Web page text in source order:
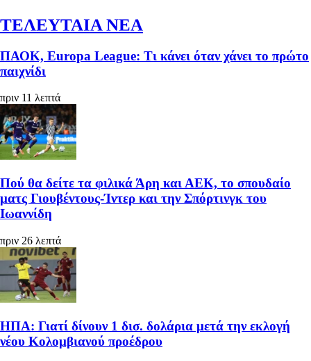
ΤΕΛΕΥΤΑΙΑ ΝΕΑ
ΠΑΟΚ, Europa League: Τι κάνει όταν χάνει το πρώτο
παιχνίδι
πριν 11 λεπτά
Πού θα δείτε τα φιλικά Άρη και ΑΕΚ, το σπουδαίο
ματς Γιουβέντους-Ίντερ και την Σπόρτινγκ του
Ιωαννίδη
πριν 26 λεπτά
ΗΠΑ: Γιατί δίνουν 1 δισ. δολάρια μετά την εκλογή
νέου Κολομβιανού προέδρου